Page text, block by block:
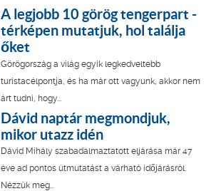
A legjobb 10 görög tengerpart -
térképen mutatjuk, hol találja
őket
Görögország a világ egyik legkedveltebb
turistacélpontja, és ha már ott vagyunk, akkor nem
árt tudni, hogy...
Dávid naptár megmondjuk,
mikor utazz idén
Dávid Mihály szabadalmaztatott eljárása már 47
éve ad pontos útmutatást a várható időjárásról.
Nézzük meg...